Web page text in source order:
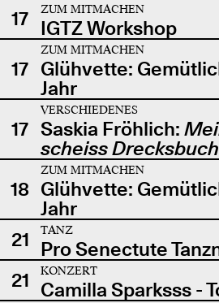
17
ZUM MITMACHEN
IGTZ Workshop
17
ZUM MITMACHEN
Glühvette:
Jahr
17
VERSCHIEDENES
Saskia Fröhlich:
scheiss
18
ZUM MITMACHEN
Glühvette:
Jahr
21
TANZ
Pro Senectute
21
KONZERT
Camilla Sparksss -